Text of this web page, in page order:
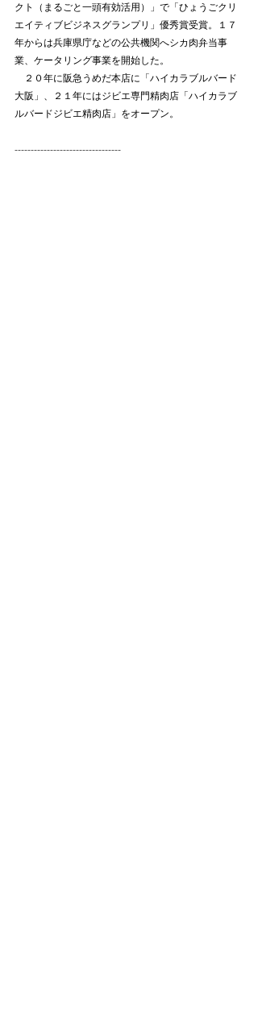
クト（まるごと一頭有効活用）」で「ひょうごクリ
エイティブビジネスグランプリ」優秀賞受賞。１７
年からは兵庫県庁などの公共機関へシカ肉弁当事
業、ケータリング事業を開始した。
２０年に阪急うめだ本店に「ハイカラブルバード
大阪」、２１年にはジビエ専門精肉店「ハイカラブ
ルバードジビエ精肉店」をオープン。
---------------------------------